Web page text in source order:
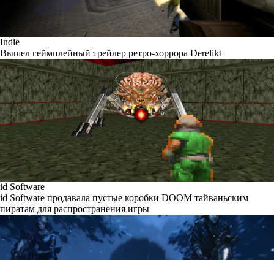
Indie
Вышел геймплейный трейлер ретро-хоррора Derelikt
id Software
id Software продавала пустые коробки DOOM тайваньским
пиратам для распространения игры